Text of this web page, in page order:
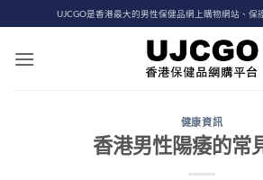
to
content
UJCGO是香港最大的男性保健品網上購物網站、保
健康資訊
香港男性陽痿的常